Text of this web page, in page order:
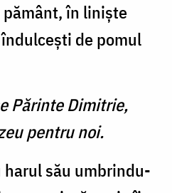
în linişte
de pomul
Părinte Dimitrie,
pentru noi.
său umbrindu-